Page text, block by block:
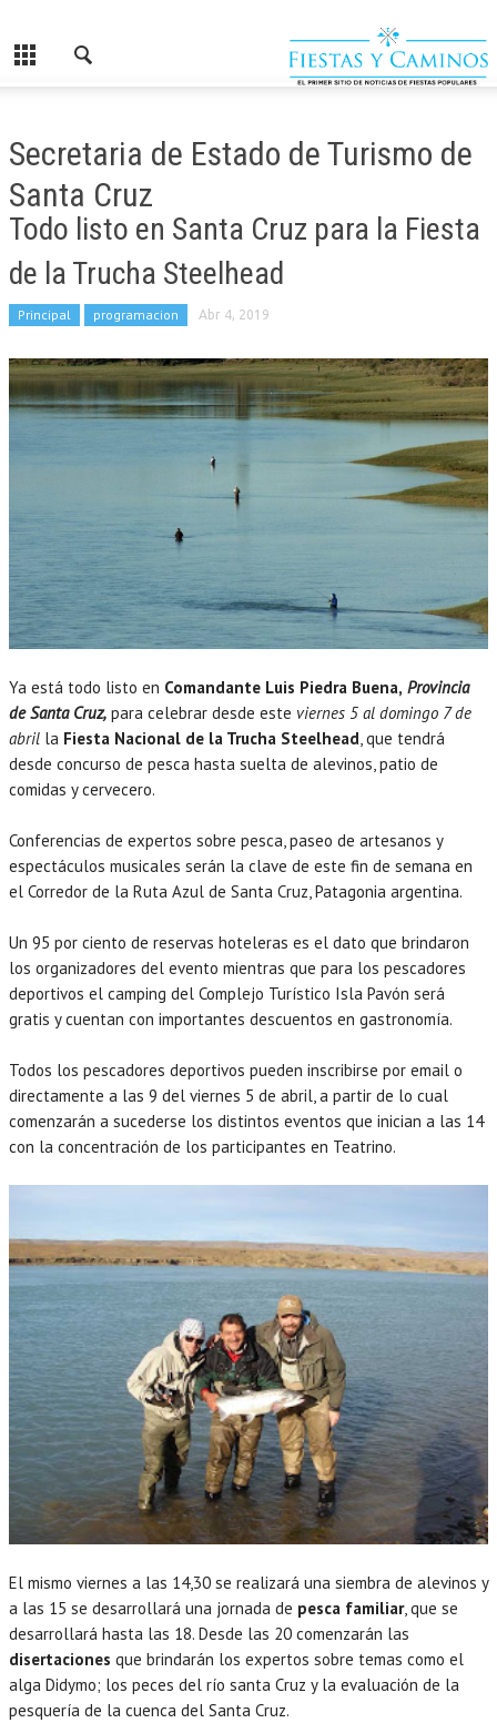
Secretaria de Estado de Turismo de
Santa Cruz
Todo listo en Santa Cruz para la Fiesta
de la Trucha Steelhead
Principal programacion Abr 4, 2019
Ya está todo listo en Comandante Luis Piedra Buena, Provincia
de Santa Cruz, para celebrar desde este viernes 5 al domingo 7 de
abril la Fiesta Nacional de la Trucha Steelhead, que tendrá
desde concurso de pesca hasta suelta de alevinos, patio de
comidas y cervecero.
Conferencias de expertos sobre pesca, paseo de artesanos y
espectáculos musicales serán la clave de este fin de semana en
el Corredor de la Ruta Azul de Santa Cruz, Patagonia argentina.
Un 95 por ciento de reservas hoteleras es el dato que brindaron
los organizadores del evento mientras que para los pescadores
deportivos el camping del Complejo Turístico Isla Pavón será
gratis y cuentan con importantes descuentos en gastronomía.
Todos los pescadores deportivos pueden inscribirse por email o
directamente a las 9 del viernes 5 de abril, a partir de lo cual
comenzarán a sucederse los distintos eventos que inician a las 14
con la concentración de los participantes en Teatrino.
El mismo viernes a las 14,30 se realizará una siembra de alevinos y
a las 15 se desarrollará una jornada de pesca familiar, que se
desarrollará hasta las 18. Desde las 20 comenzarán las
disertaciones que brindarán los expertos sobre temas como el
alga Didymo; los peces del río santa Cruz y la evaluación de la
pesquería de la cuenca del Santa Cruz.